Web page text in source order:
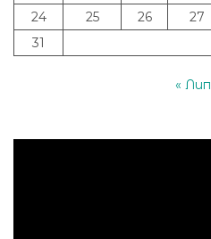
24
25 26 27
31
« Лип